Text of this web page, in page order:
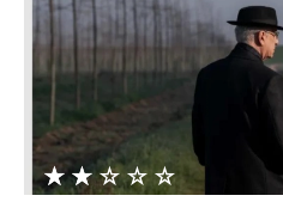
★★★★★
☆☆☆☆☆